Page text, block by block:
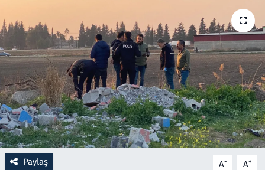
Paylaş A- A+
Oyun
Ramazan
Resmi İlanlar
Rüya Tabirleri
Sağlık